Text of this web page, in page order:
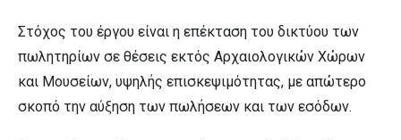
Στόχος του έργου είναι η επέκταση του δικτύου των
πωλητηρίων σε θέσεις εκτός Αρχαιολογικών Χώρων
και Μουσείων, υψηλής επισκεψιμότητας, με απώτερο
σκοπό την αύξηση των πωλήσεων και των εσόδων.